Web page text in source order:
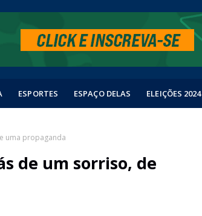
ESPORTES ESPAÇO DELAS ELEIÇÕES 2024
uma propaganda
de um sorriso, de